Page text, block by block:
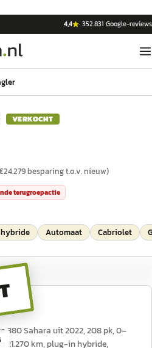
4,4 ·352.831 Google-reviews
VERKOCHT
24.279besparing t.o.v. nieuw)
terugroepactie
Automaat Cabriolet
380 Sahara uit 2022, 208 pk, 0–
21.270 km, plug-in hybride,